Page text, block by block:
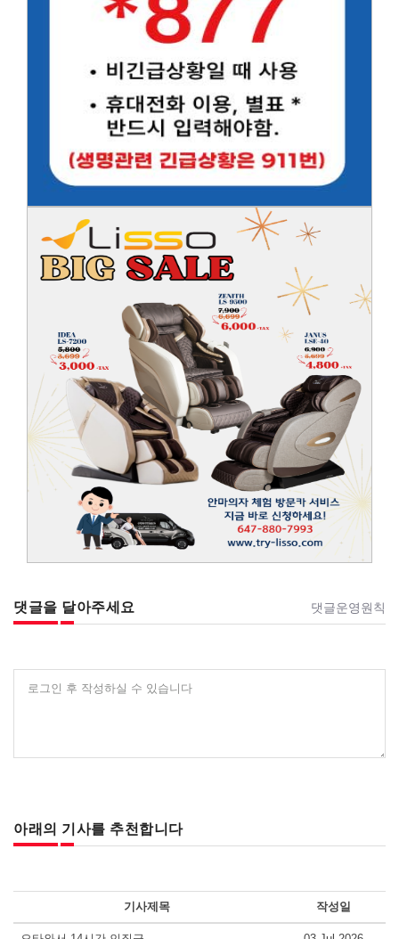
댓글을 달아주세요 댓글운영원칙
로그인 후 작성하실 수 있습니다
아래의 기사를 추천합니다
기사제목 작성일